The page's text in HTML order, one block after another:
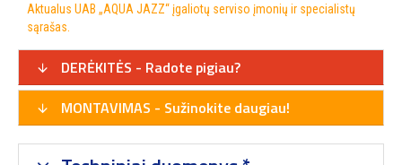
Aktualus UAB „AQUA JAZZ“ įgaliotų serviso įmonių ir specialistų
sąrašas.
DERĖKITĖS - Radote pigiau?
MONTAVIMAS - Sužinokite daugiau!